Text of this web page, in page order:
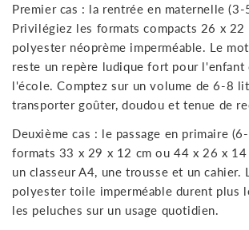
Premier cas : la rentrée en maternelle (3-
Privilégiez les formats compacts 26 x 22
polyester néoprème imperméable. Le
reste un repère ludique fort pour l'enfant
l'école. Comptez sur un volume de 6-8
transporter goûter, doudou et tenue de
Deuxième cas : le passage en primaire
formats 33 x 29 x 12 cm ou 44 x 26 x
un classeur A4, une trousse et un cahier.
polyester toile imperméable durent plus
les peluches sur un usage quotidien.